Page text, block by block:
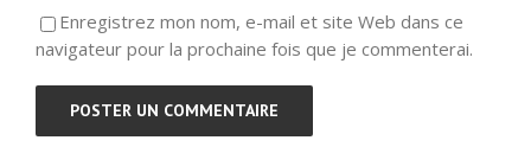
Enregistrez mon nom, e-mail et site Web dans ce
navigateur pour la prochaine fois que je commenterai.